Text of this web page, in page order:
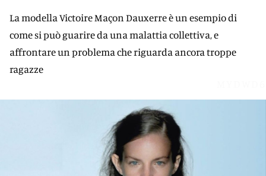
La modella Victoire Maçon Dauxerre è un esempio di
come si può guarire da una malattia collettiva, e
affrontare un problema che riguarda ancora troppe
ragazze